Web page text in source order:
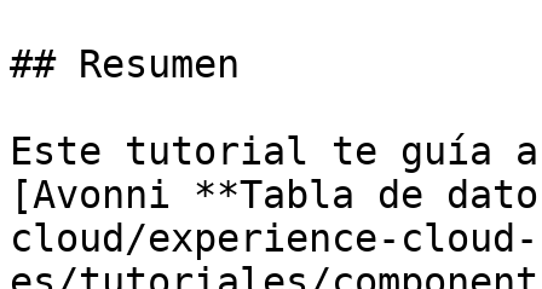
## Resumen
Este tutorial te guía
[Avonni **Tabla de
cloud/experience-cloud-